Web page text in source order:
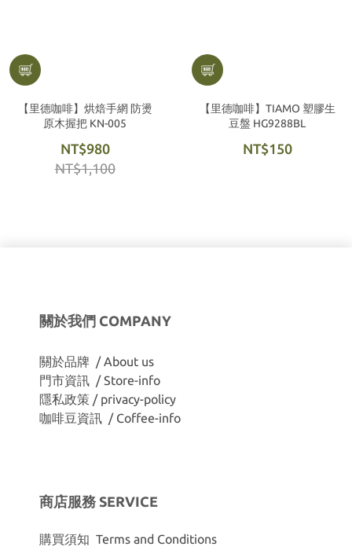
【里德咖啡】烘焙手網 防燙
原木握把 KN-005
NT$980
NT$1,100
【里德咖啡】TIAMO 塑膠生
豆盤 HG9288BL
NT$150
關於我們 COMPANY
關於品牌 / About us
門市資訊 / Store-info
隱私政策 / privacy-policy
咖啡豆資訊 / Coffee-info
商店服務 SERVICE
購買須知 Terms and Conditions